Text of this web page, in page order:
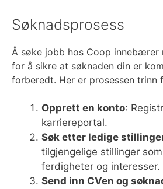
Søknadsprosess
Å søke jobb hos Coop innebærer
for å sikre at søknaden din er
forberedt. Her er prosessen trinn
Opprett en konto:
karriereportal.
Søk etter ledige
tilgjengelige stillinger
ferdigheter og interesser.
Send inn CVen og